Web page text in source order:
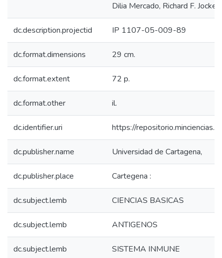
Dilia Mercado, Richard F.
dc.description.projectid IP 1107-05-009-89
dc.format.dimensions 29 cm.
dc.format.extent 72 p.
dc.format.other il.
dc.identifier.uri https://
dc.publisher.name Universidad de Cartagena,
dc.publisher.place Cartegena :
dc.subject.lemb CIENCIAS BASICAS
dc.subject.lemb ANTIGENOS
dc.subject.lemb SISTEMA INMUNE